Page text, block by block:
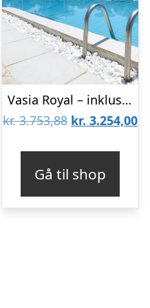
2.863,00.
Vasia Royal – inklusiv billeje
kr.3.753,88 Den
kr. 3.753,88.
kr. 3.254,00
Gå til shop